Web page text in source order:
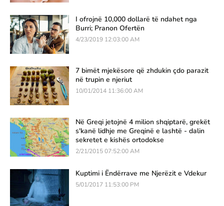
I ofrojnë 10,000 dollarë të ndahet nga
Burri; Pranon Ofertën
4/23/2019 12:03:00 AM
7 bimët mjekësore që zhdukin çdo parazit
në trupin e njeriut
10/01/2014 11:36:00 AM
Në Greqi jetojnë 4 milion shqiptarë, grekët
s'kanë lidhje me Greqinë e lashtë - dalin
sekretet e kishës ortodokse
2/21/2015 07:52:00 AM
Kuptimi i Ëndërrave me Njerëzit e Vdekur
5/01/2017 11:53:00 PM